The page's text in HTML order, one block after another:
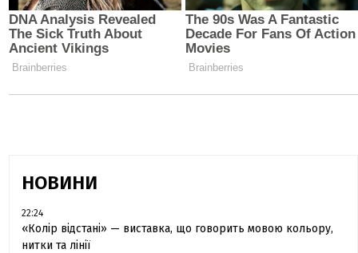
НОВИНИ
22:24
«Колір відстані» — виставка, що говорить мовою кольору,
нитки та лінії